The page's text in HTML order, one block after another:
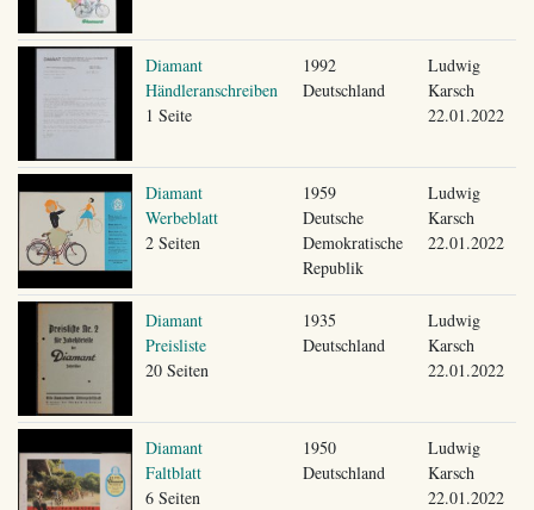
Diamant
Händleranschreiben
1 Seite
1992
Deutschland
Ludwig
Karsch
22.01.2022
Diamant
Werbeblatt
2 Seiten
1959
Deutsche
Demokratische
Republik
Ludwig
Karsch
22.01.2022
Diamant
Preisliste
20 Seiten
1935
Deutschland
Ludwig
Karsch
22.01.2022
Diamant
Faltblatt
6 Seiten
1950
Deutschland
Ludwig
Karsch
22.01.2022